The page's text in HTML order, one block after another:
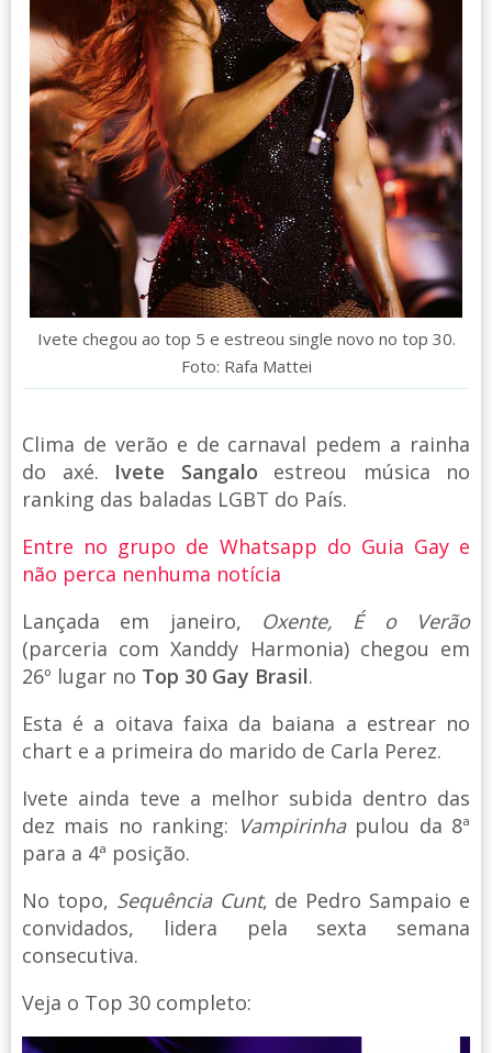
Ivete chegou ao top 5 e estreou single novo no top 30.
Foto: Rafa Mattei
Clima de verão e de carnaval pedem a rainha
do axé. Ivete Sangalo estreou música no
ranking das baladas LGBT do País.
Entre no grupo de Whatsapp do Guia Gay e
não perca nenhuma notícia
Lançada em janeiro, Oxente, É o Verão
(parceria com Xanddy Harmonia) chegou em
26º lugar no Top 30 Gay Brasil.
Esta é a oitava faixa da baiana a estrear no
chart e a primeira do marido de Carla Perez.
Ivete ainda teve a melhor subida dentro das
dez mais no ranking: Vampirinhapulou da 8ª
para a 4ª posição.
No topo, Sequência Cunt, de Pedro Sampaio e
convidados, lidera pela sexta semana
consecutiva.
Veja o Top 30 completo: